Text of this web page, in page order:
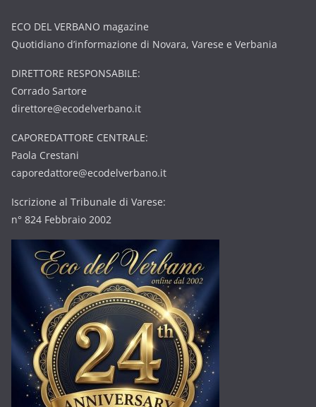
ECO DEL VERBANO magazine
Quotidiano d’informazione di Novara, Varese e Verbania
DIRETTORE RESPONSABILE:
Corrado Sartore
direttore@ecodelverbano.it
CAPOREDATTORE CENTRALE:
Paola Crestani
caporedattore@ecodelverbano.it
Iscrizione al Tribunale di Varese:
n° 824 Febbraio 2002